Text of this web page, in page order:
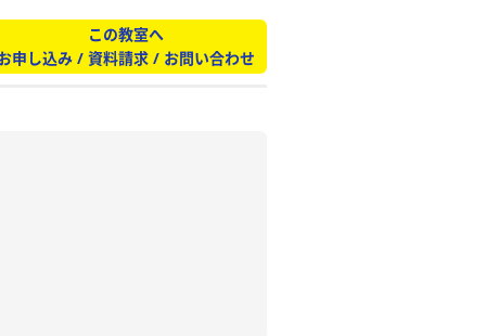
この教室へ
申し込み / 資料請求 / お問い合わせ